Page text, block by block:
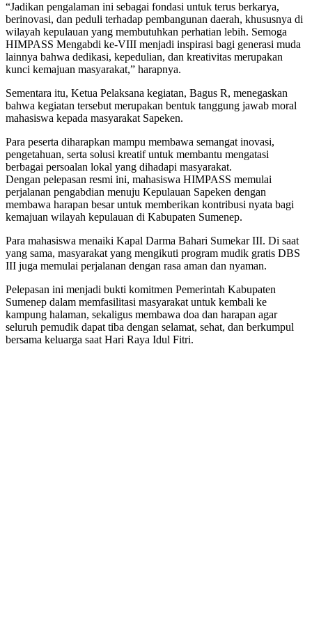
“Jadikan pengalaman ini sebagai fondasi untuk terus berkarya,
berinovasi, dan peduli terhadap pembangunan daerah, khususnya di
wilayah kepulauan yang membutuhkan perhatian lebih. Semoga
HIMPASS Mengabdi ke-VIII menjadi inspirasi bagi generasi muda
lainnya bahwa dedikasi, kepedulian, dan kreativitas merupakan
kunci kemajuan masyarakat,” harapnya.
Sementara itu, Ketua Pelaksana kegiatan, Bagus R, menegaskan
bahwa kegiatan tersebut merupakan bentuk tanggung jawab moral
mahasiswa kepada masyarakat Sapeken.
Para peserta diharapkan mampu membawa semangat inovasi,
pengetahuan, serta solusi kreatif untuk membantu mengatasi
berbagai persoalan lokal yang dihadapi masyarakat.
Dengan pelepasan resmi ini, mahasiswa HIMPASS memulai
perjalanan pengabdian menuju Kepulauan Sapeken dengan
membawa harapan besar untuk memberikan kontribusi nyata bagi
kemajuan wilayah kepulauan di Kabupaten Sumenep.
Para mahasiswa menaiki Kapal Darma Bahari Sumekar III. Di saat
yang sama, masyarakat yang mengikuti program mudik gratis DBS
III juga memulai perjalanan dengan rasa aman dan nyaman.
Pelepasan ini menjadi bukti komitmen Pemerintah Kabupaten
Sumenep dalam memfasilitasi masyarakat untuk kembali ke
kampung halaman, sekaligus membawa doa dan harapan agar
seluruh pemudik dapat tiba dengan selamat, sehat, dan berkumpul
bersama keluarga saat Hari Raya Idul Fitri.